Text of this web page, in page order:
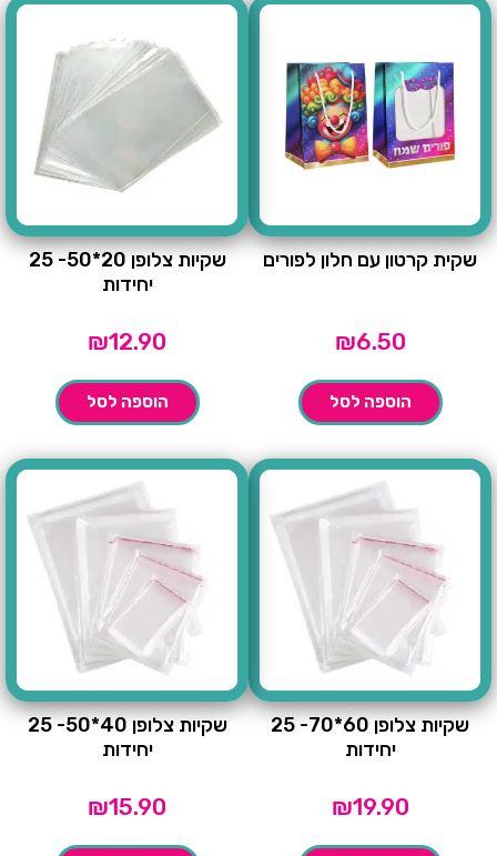
שקית קרטון עם חלון לפורים
₪6.50
הוספה לסל
שקיות צלופן 20*50- 25
יחידות
₪12.90
הוספה לסל
שקיות צלופן 60*70- 25
יחידות
₪19.90
שקיות צלופן 40*50- 25
יחידות
₪15.90